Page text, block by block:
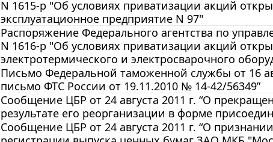
N 1615-р "Об условиях приватизации акций
эксплуатационное предприятие N 97"
Распоряжение Федерального агентства по
N 1616-р "Об условиях приватизации акций
электротермического и электросварочного
Письмо Федеральной таможенной службы от 16
письмо ФТС России от 19.11.2010 № 14-42/56349”
Сообщение ЦБР от 24 августа 2011 г. “О
результате его реорганизации в форме
Сообщение ЦБР от 24 августа 2011 г. “О